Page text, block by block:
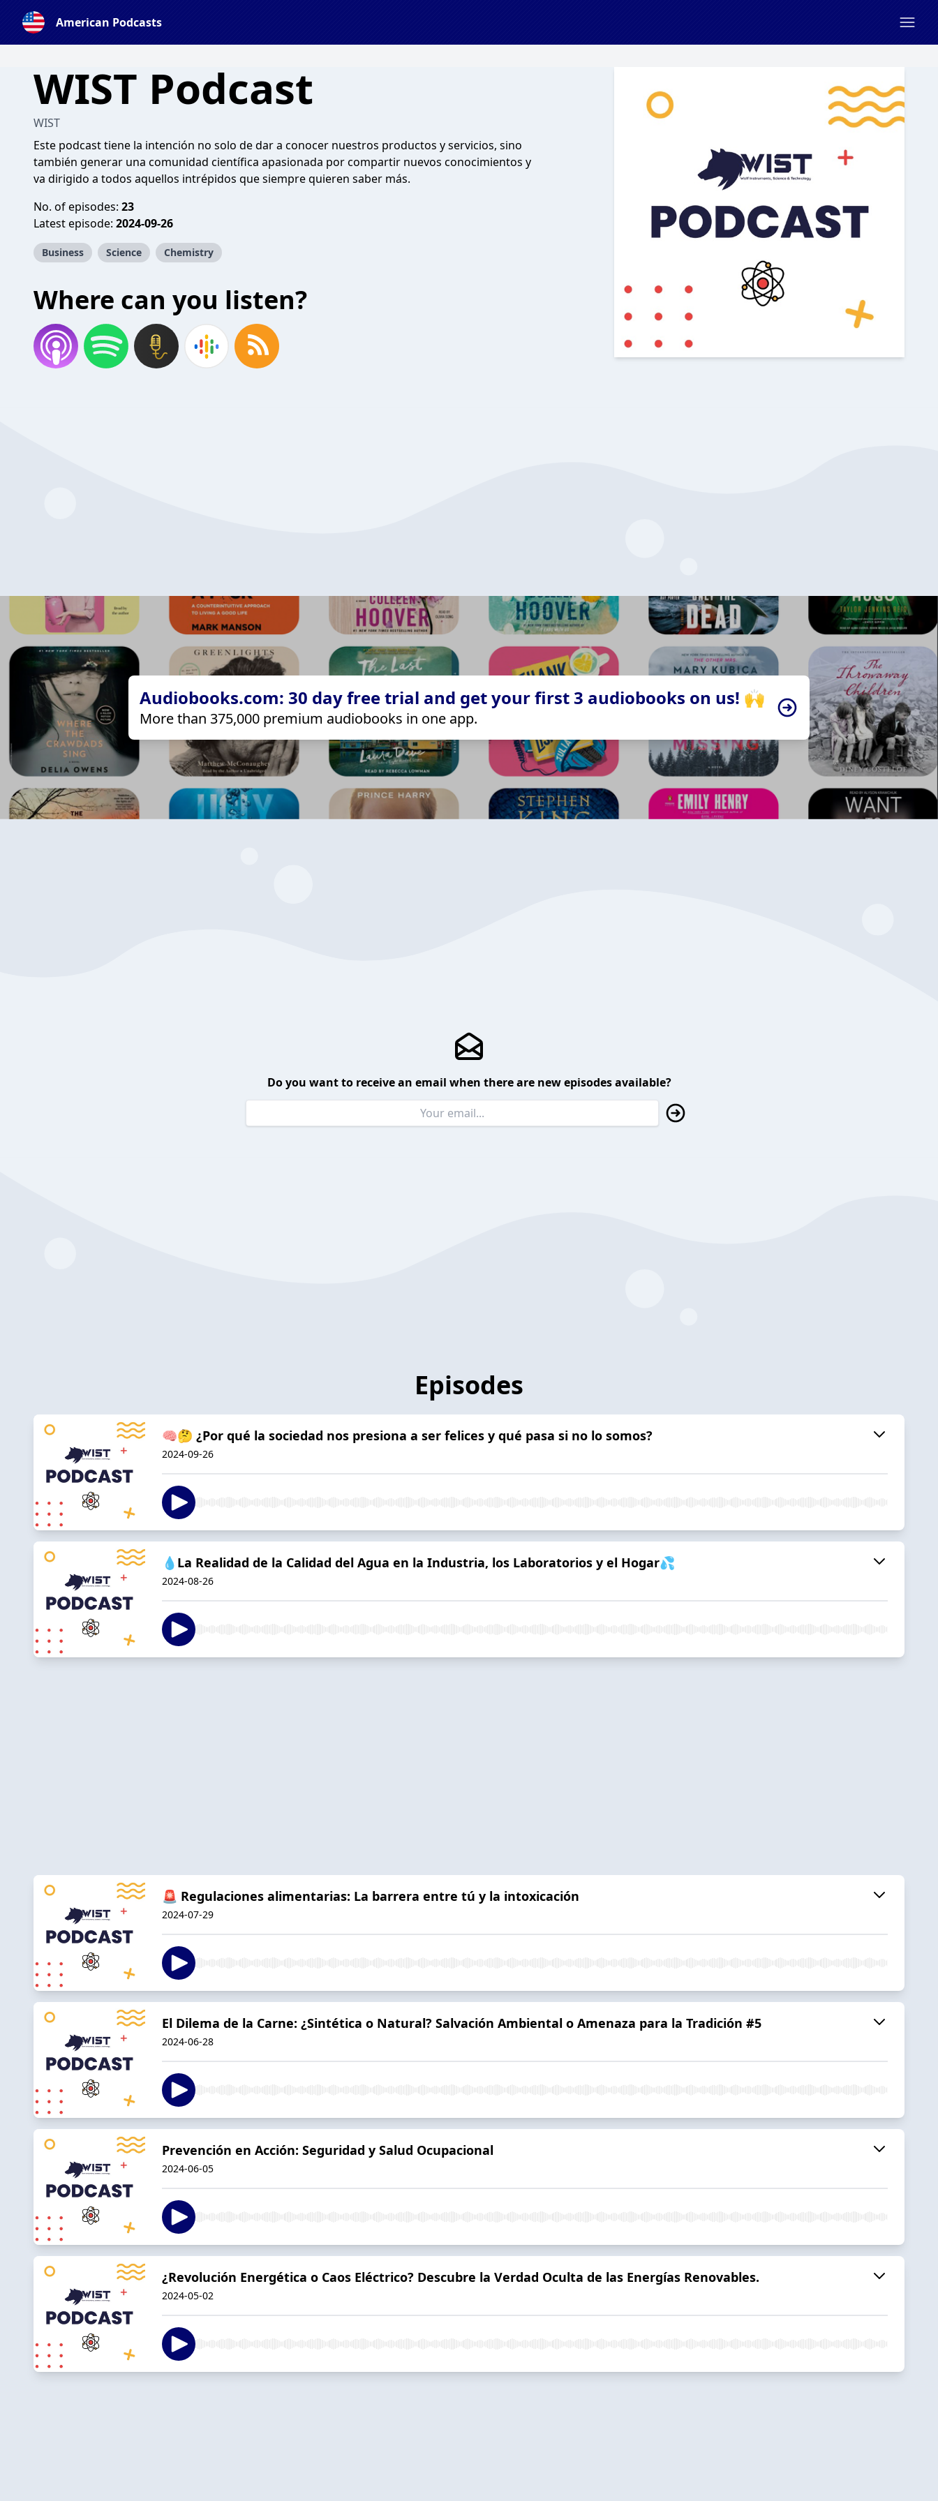
American Podcasts
WIST Podcast
WIST
Este podcast tiene la intención no solo de dar a conocer nuestros productos y servicios, sino
también generar una comunidad científica apasionada por compartir nuevos conocimientos y
va dirigido a todos aquellos intrépidos que siempre quieren saber más.
No. of episodes: 23
Latest episode: 2024-09-26
Business Science Chemistry
Where can you listen?
Audiobooks.com: 30 day free trial and get your first 3 audiobooks on us! 🙌
More than 375,000 premium audiobooks in one app.
Do you want to receive an email when there are new episodes available?
Episodes
🧠🤔 ¿Por qué la sociedad nos presiona a ser felices y qué pasa si no lo somos?
2024-09-26
💧La Realidad de la Calidad del Agua en la Industria, los Laboratorios y el Hogar💦
2024-08-26
🚨 Regulaciones alimentarias: La barrera entre tú y la intoxicación
2024-07-29
El Dilema de la Carne: ¿Sintética o Natural? Salvación Ambiental o Amenaza para la Tradición #5
2024-06-28
Prevención en Acción: Seguridad y Salud Ocupacional
2024-06-05
¿Revolución Energética o Caos Eléctrico? Descubre la Verdad Oculta de las Energías Renovables.
2024-05-02